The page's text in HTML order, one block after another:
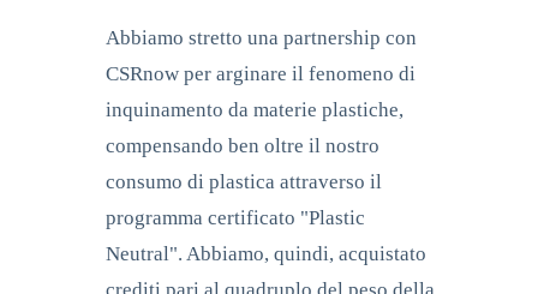
Abbiamo stretto una partnership con
CSRnow per arginare il fenomeno di
inquinamento da materie plastiche,
compensando ben oltre il nostro
consumo di plastica attraverso il
programma certificato "Plastic
Neutral". Abbiamo, quindi, acquistato